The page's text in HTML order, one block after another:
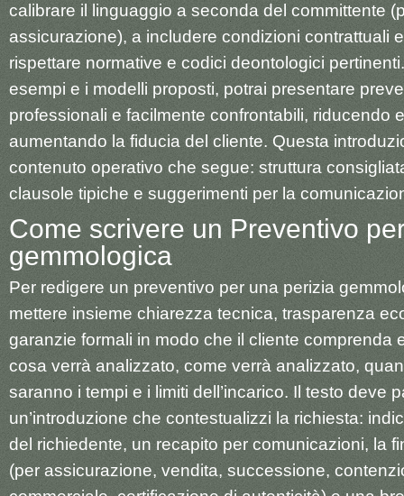
calibrare il linguaggio a seconda del committente
assicurazione), a includere condizioni contrattuali
rispettare normative e codici deontologici
esempi e i modelli proposti, potrai presentare
professionali e facilmente confrontabili, riducendo
aumentando la fiducia del cliente. Questa
contenuto operativo che segue: struttura
clausole tipiche e suggerimenti per la
Come scrivere un Preventivo
gemmologica​
Per redigere un preventivo per una perizia
mettere insieme chiarezza tecnica, trasparenza
garanzie formali in modo che il cliente comprenda
cosa verrà analizzato, come verrà analizzato,
saranno i tempi e i limiti dell’incarico. Il testo deve
un’introduzione che contestualizzi la richiesta:
del richiedente, un recapito per comunicazioni, la
(per assicurazione, vendita, successione,